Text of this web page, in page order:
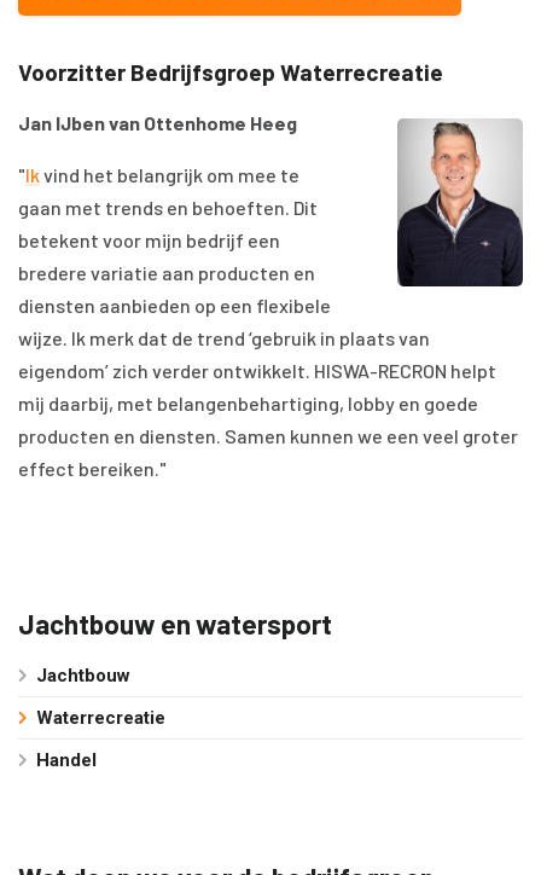
Voorzitter Bedrijfsgroep Waterrecreatie
Jan IJben van Ottenhome Heeg
"Ik vind het belangrijk om mee te
gaan met trends en behoeften. Dit
betekent voor mijn bedrijf een
bredere variatie aan producten en
diensten aanbieden op een flexibele
wijze. Ik merk dat de trend ‘gebruik in plaats van
eigendom’ zich verder ontwikkelt. HISWA-RECRON helpt
mij daarbij, met belangenbehartiging, lobby en goede
producten en diensten. Samen kunnen we een veel groter
effect bereiken."
Jachtbouw en watersport
Jachtbouw
Waterrecreatie
Handel